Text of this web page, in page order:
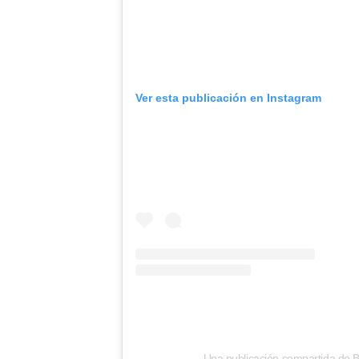
Ver esta publicación en Instagram